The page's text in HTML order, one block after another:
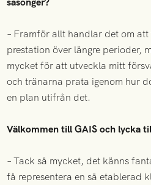
– Framför allt handlar det om
prestation över längre perioder,
mycket för att utveckla mitt
och tränarna prata igenom hur
en plan utifrån det.
Välkommen till GAIS och lycka
– Tack så mycket, det känns
få representera en så etablerad